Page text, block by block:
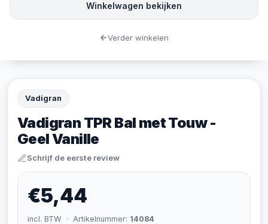
Vadigran
Vadigran TPR Bal met Touw -
Geel Vanille
Schrijf de eerste review
€5,44
incl. BTW · Artikelnummer: 14084
Winkelwagen bekijken
Verder winkelen